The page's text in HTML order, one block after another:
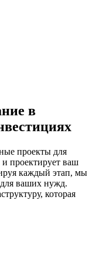
в
проекты для
и проектирует ваш
каждый этап, мы
ваших нужд.
которая